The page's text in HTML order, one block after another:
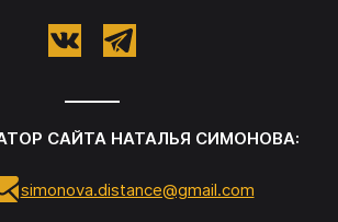
САЙТА НАТАЛЬЯ СИМОНОВА:
simonova.distance@gmail.com